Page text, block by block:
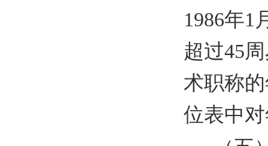
1986年1
超过45
术职称
位表中